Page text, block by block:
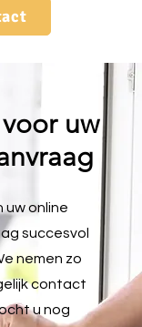
uw
uw online
succesvol
nemen zo
contact
u nog